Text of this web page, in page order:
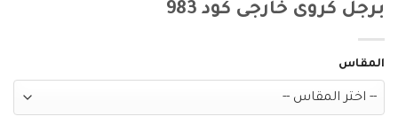
برجل كروى خارجى كود 983
المقاس